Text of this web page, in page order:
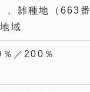
、雑種地（663
域
／200％